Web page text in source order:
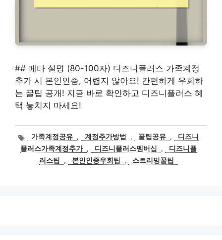
## 메타 설명 (80-100자) 디즈니플러스 가족계정
추가 시 본인인증, 어렵지 않아요! 간편하게 우회하
는 꿀팁 공개! 지금 바로 확인하고 디즈니플러스 혜
택 놓치지 마세요!
태
그
가족계정공유 , 계정추가방법 , 꿀팁공유 ,
디즈니
플러스가족계정추가 , 디즈니플러스멤버십 ,
디즈니플
러스팁
, 본인인증우회팁 , 스트리밍꿀팁